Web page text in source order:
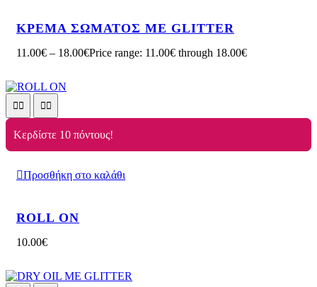
ΚΡΕΜΑ ΣΩΜΑΤΟΣ ΜΕ GLITTER
11.00€ – 18.00€Price range: 11.00€ through 18.00€
Κερδίστε 10 πόντους!
Προσθήκη στο καλάθι
ROLL ON
10.00€